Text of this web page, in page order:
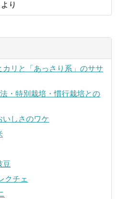
より
カリと「あっさり系」のササ
・特別栽培・慣行栽培との
いしさのワケ
豆
クチェ